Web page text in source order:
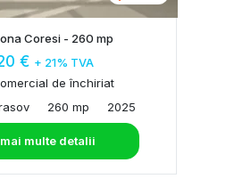
Coresi - 260 mp
€ + 21% TVA
de închiriat
260 mp 2025
multe detalii